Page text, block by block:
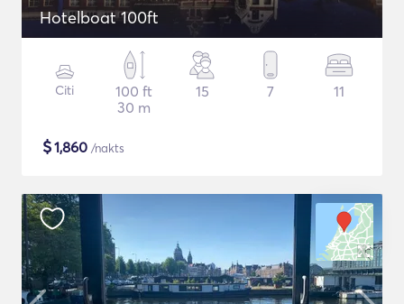
Hotelboat 100ft
Citi
100 ft
30 m
15 7 11
$1,860 /nakts